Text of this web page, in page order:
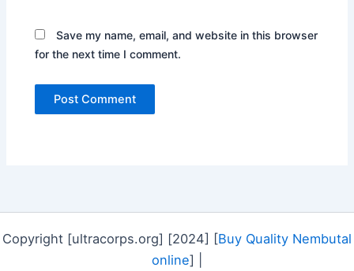
Save my name, email, and website in this browser
for the next time I comment.
Copyright [ultracorps.org] [2024] [Buy Quality Nembutal
online] |